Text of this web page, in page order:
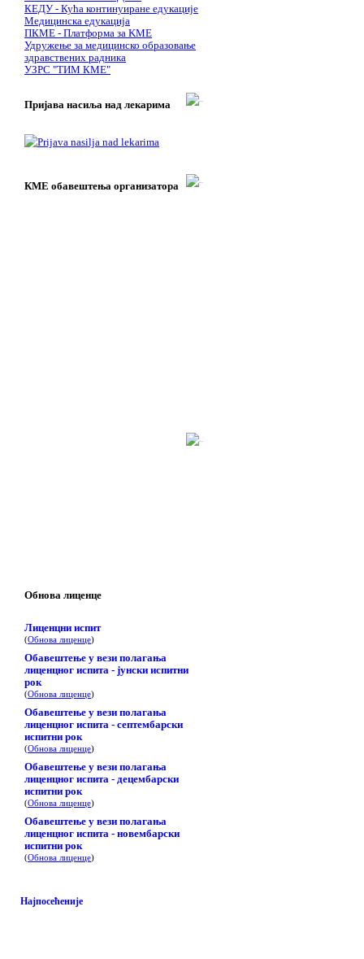
КЕДУ - Кућа континуиране едукације
Медицинска едукација
ПКМЕ - Платформа за KME
Удружење за медицинско образовање
здравствених радника
УЗРС "ТИМ КМЕ"
Пријава насиља над лекарима
КМЕ обавештења организатора
Обнова лиценце
Лиценцни испит
(Обнова лиценце)
Обавештење у вези полагања
лиценцног испита - јунски испитни
рок
(Обнова лиценце)
Обавештење у вези полагања
лиценцног испита - септембарски
испитни рок
(Обнова лиценце)
Обавештење у вези полагања
лиценцног испита - децембарски
испитни рок
(Обнова лиценце)
Обавештење у вези полагања
лиценцног испита - новембарски
испитни рок
(Обнова лиценце)
Најпосећеније